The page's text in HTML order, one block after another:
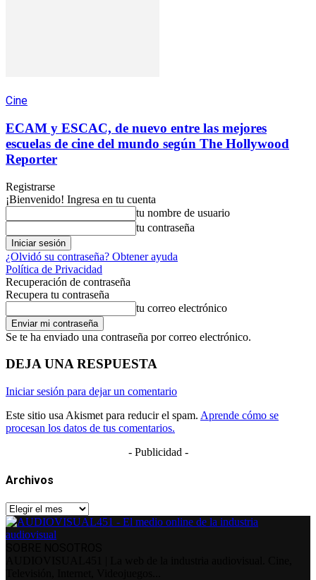
Cine
ECAM y ESCAC, de nuevo entre las mejores
escuelas de cine del mundo según The Hollywood
Reporter
Registrarse
¡Bienvenido! Ingresa en tu cuenta
tu nombre de usuario
tu contraseña
¿Olvidó su contraseña? Obtener ayuda
Política de Privacidad
Recuperación de contraseña
Recupera tu contraseña
tu correo electrónico
Se te ha enviado una contraseña por correo electrónico.
DEJA UNA RESPUESTA
Iniciar sesión para dejar un comentario
Este sitio usa Akismet para reducir el spam. Aprende cómo se
procesan los datos de tus comentarios.
- Publicidad -
Archivos
Archivos